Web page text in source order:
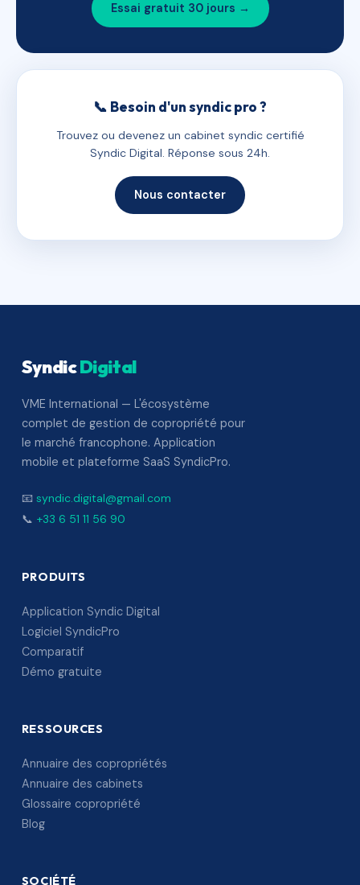
Essai gratuit 30 jours →
📞 Besoin d'un syndic pro ?
Trouvez ou devenez un cabinet syndic certifié
Syndic Digital. Réponse sous 24h.
Nous contacter
SyndicDigital
VME International — L'écosystème
complet de gestion de copropriété pour
le marché francophone. Application
mobile et plateforme SaaS SyndicPro.
📧 syndic.digital@gmail.com
📞 +33 6 51 11 56 90
PRODUITS
Application Syndic Digital
Logiciel SyndicPro
Comparatif
Démo gratuite
RESSOURCES
Annuaire des copropriétés
Annuaire des cabinets
Glossaire copropriété
Blog
SOCIÉTÉ